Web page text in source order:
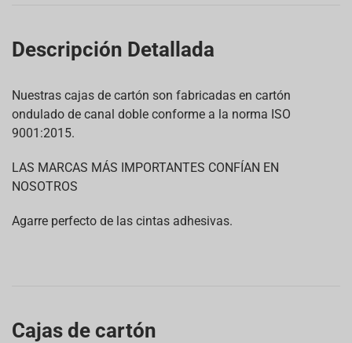
Descripción Detallada
Nuestras cajas de cartón son fabricadas en cartón
ondulado de canal doble conforme a la norma ISO
9001:2015.
LAS MARCAS MÁS IMPORTANTES CONFÍAN EN
NOSOTROS
Agarre perfecto de las cintas adhesivas.
Cajas de cartón